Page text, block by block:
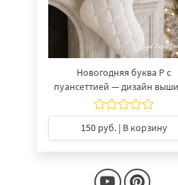
Новогодняя буква P с
пуансеттией — дизайн
150 руб.| В корзину